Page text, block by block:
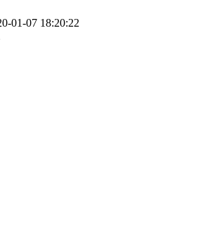
01-07 18:20:22